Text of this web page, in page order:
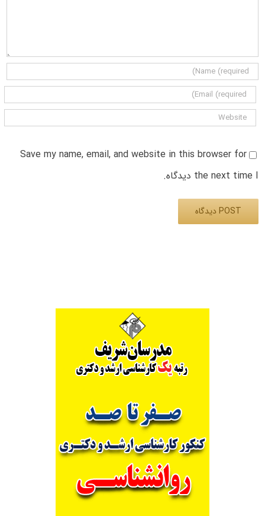
Save my name, email, and website in this browser for
the next time I دیدگاه.